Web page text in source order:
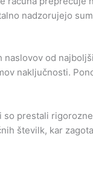
nadzorujejo
od
naključnosti.
prestali
številk, kar